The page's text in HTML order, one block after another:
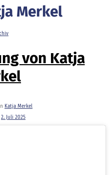
Merkel
von Katja
Katja Merkel
2. Juli 2025